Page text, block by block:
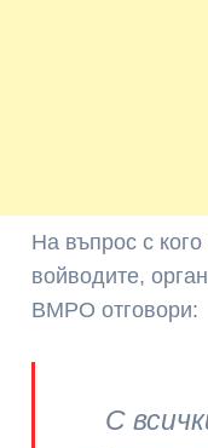
На въпрос с
войводите,
ВМРО отговори:
С